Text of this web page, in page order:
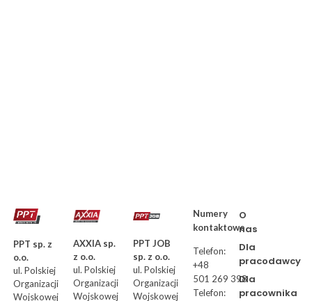
PPT sp. z
o.o.
ul. Polskiej
Organizacji
Wojskowej
AXXIA sp.
z o.o.
ul. Polskiej
Organizacji
Wojskowej
PPT JOB
sp. z o.o.
ul. Polskiej
Organizacji
Wojskowej
Numery
kontaktowe
Telefon:
+48
501 269 398
Telefon:
O
nas
Dla
pracodawcy
Dla
pracownika